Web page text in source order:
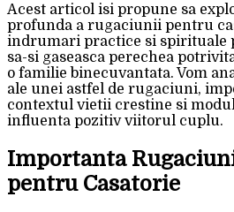
Acest articol isi propune sa
profunda a rugaciunii pentru
indrumari practice si spirituale
sa-si gaseasca perechea
o familie binecuvantata. Vom
ale unei astfel de rugaciuni,
contextul vietii crestine si
influenta pozitiv viitorul cuplu.
Importanta
pentru Casatorie